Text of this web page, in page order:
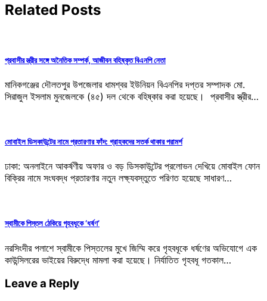
Related Posts
প্রবাসীর স্ত্রীর সঙ্গে অনৈতিক সম্পর্ক, আজীবন বহিষ্কৃত বিএনপি নেতা
মানিকগঞ্জের দৌলতপুর উপজেলার ধামশ্বর ইউনিয়ন বিএনপির দপ্তর সম্পাদক মো.
সিরাজুল ইসলাম মুনজেলকে (৪৫) দল থেকে বহিষ্কার করা হয়েছে। প্রবাসীর স্ত্রীর…
মোবাইল ডিসকাউন্টের নামে প্রতারণার ফাঁদ: গ্রাহকদের সতর্ক থাকার পরামর্শ
ঢাকা: অনলাইনে আকর্ষণীয় অফার ও বড় ডিসকাউন্টের প্রলোভন দেখিয়ে মোবাইল ফোন
বিক্রির নামে সংঘবদ্ধ প্রতারণার নতুন লক্ষ্যবস্তুতে পরিণত হয়েছে সাধারণ…
স্বামীকে পিস্তল ঠেকিয়ে গৃহবধূকে ‘ধর্ষণ’
নরসিংদীর পলাশে স্বামীকে পিস্তলের মুখে জিম্মি করে গৃহবধূকে ধর্ষণের অভিযোগে এক
কাউন্সিলরের ভাইয়ের বিরুদ্ধে মামলা করা হয়েছে। নির্যাতিত গৃহবধূ গতকাল…
Leave a Reply